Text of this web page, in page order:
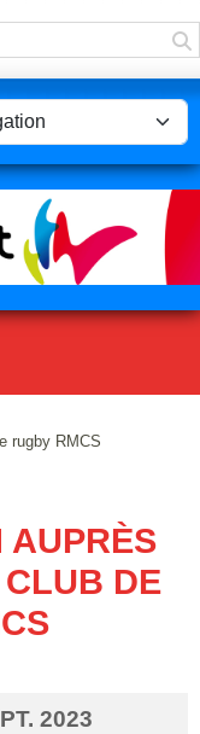
rugby RMCS
AUPRÈS
DE
2023